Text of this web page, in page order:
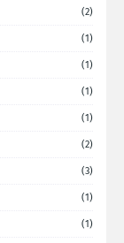
(2)
(1)
(1)
(1)
(1)
(2)
(3)
(1)
(1)